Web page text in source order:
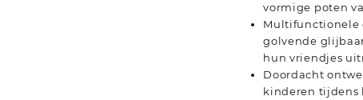
vormige poten
Multifunctionele
golvende
hun vriendjes
Doordacht
kinderen tijdens